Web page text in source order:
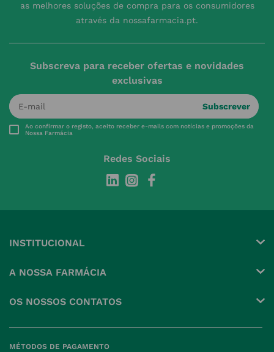
as melhores soluções de compra para os consumidores
através da nossafarmacia.pt.
Subscreva para receber ofertas e novidades
exclusivas
Subscrever
Ao confirmar o registo, aceito receber e-mails com notícias e promoções da
Nossa Farmácia
Redes Sociais
INSTITUCIONAL
A NOSSA FARMÁCIA
OS NOSSOS CONTATOS
MÉTODOS DE PAGAMENTO